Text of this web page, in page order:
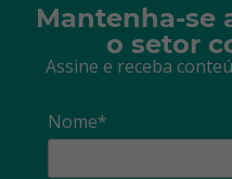
Mantenha-se
o setor
Assine e receba
Nome*